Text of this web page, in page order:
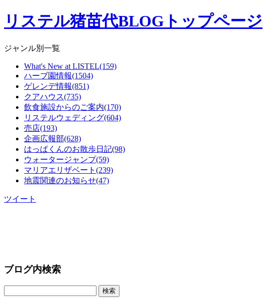
リステル猪苗代BLOGトップページ
ジャンル別一覧
What's New at LISTEL(159)
ハーブ園情報(1504)
ゲレンデ情報(851)
クアハウス(735)
飲食施設からのご案内(170)
リステルウェディング(604)
売店(193)
企画広報部(628)
はっぱくんのお散歩日記(98)
ウォータージャンプ(59)
マリアエリザベート(239)
地震関連のお知らせ(47)
ツイート
ブログ内検索